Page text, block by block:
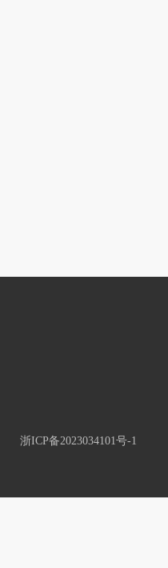
浙ICP备2023034101号-1